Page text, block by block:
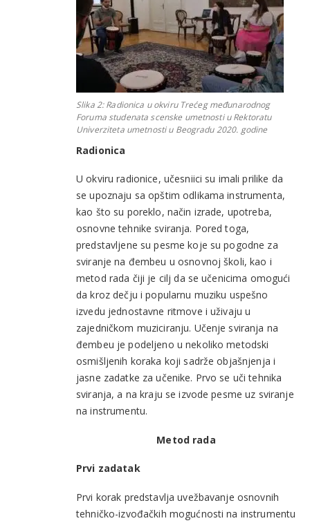
Slika 2: Radionica u okviru Trećeg međunarodnog
Foruma studenata scenske umetnosti u Rektoratu
Univerziteta umetnosti u Beogradu 2020. godine
Radionica
U okviru radionice, učesniici su imali prilike da
se upoznaju sa opštim odlikama instrumenta,
kao što su poreklo, način izrade, upotreba,
osnovne tehnike sviranja. Pored toga,
predstavljene su pesme koje su pogodne za
sviranje na đembeu u osnovnoj školi, kao i
metod rada čiji je cilj da se učenicima omogući
da kroz dečju i popularnu muziku uspešno
izvedu jednostavne ritmove i uživaju u
zajedničkom muziciranju. Učenje sviranja na
đembeu je podeljeno u nekoliko metodski
osmišljenih koraka koji sadrže objašnjenja i
jasne zadatke za učenike. Prvo se uči tehnika
sviranja, a na kraju se izvode pesme uz sviranje
na instrumentu.
Metod rada
Prvi zadatak
Prvi korak predstavlja uvežbavanje osnovnih
tehničko-izvođačkih mogućnosti na instrumentu